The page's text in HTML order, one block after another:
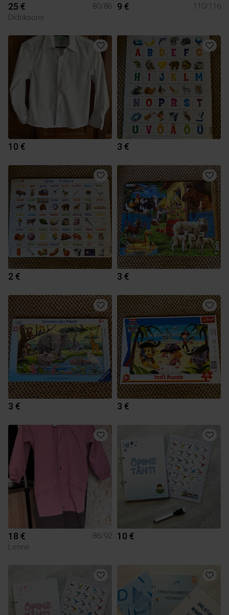
25 €
80/86
Didriksons
9 € 110/116
10 € 3 €
2 € 3 €
3 € 3 €
18 €
86/92
Lenne
10 €